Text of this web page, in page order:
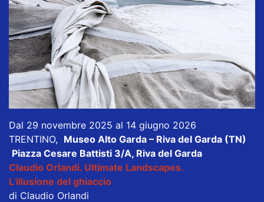
Dal 29 novembre 2025 al 14 giugno 2026
TRENTINO, Museo Alto Garda – Riva del Garda (TN)
Piazza Cesare Battisti 3/A, Riva del Garda
Claudio Orlandi. Ultimate Landscapes.
L’illusione del ghiaccio
di Claudio Orlandi